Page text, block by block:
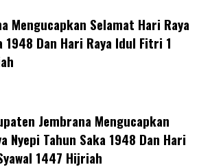
Mengucapkan Selamat Hari Raya
1948 Dan Hari Raya Idul Fitri 1
Jembrana Mengucapkan
Nyepi Tahun Saka 1948 Dan Hari
1447 Hijriah